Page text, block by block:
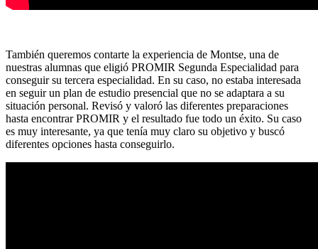
También queremos contarte la experiencia de Montse, una de
nuestras alumnas que eligió PROMIR Segunda Especialidad para
conseguir su tercera especialidad. En su caso, no estaba interesada
en seguir un plan de estudio presencial que no se adaptara a su
situación personal. Revisó y valoró las diferentes preparaciones
hasta encontrar PROMIR y el resultado fue todo un éxito. Su caso
es muy interesante, ya que tenía muy claro su objetivo y buscó
diferentes opciones hasta conseguirlo.